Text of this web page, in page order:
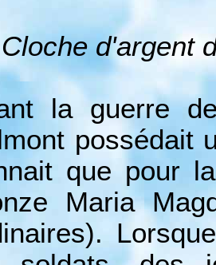
d'argent
la guerre
possédait
que pour
Maria